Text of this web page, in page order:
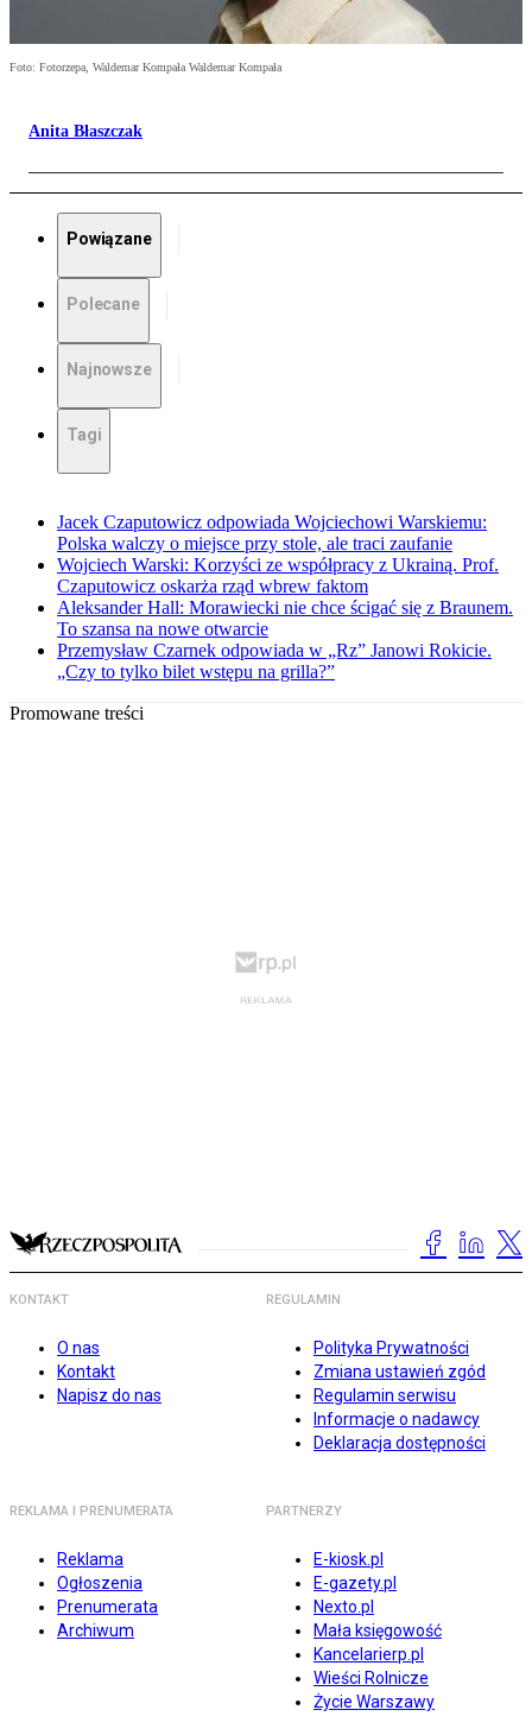
Foto: Fotorzepa, Waldemar Kompała Waldemar Kompała
Anita Błaszczak
Powiązane
Polecane
Najnowsze
Tagi
Jacek Czaputowicz odpowiada Wojciechowi Warskiemu:
Polska walczy o miejsce przy stole, ale traci zaufanie
Wojciech Warski: Korzyści ze współpracy z Ukrainą. Prof.
Czaputowicz oskarża rząd wbrew faktom
Aleksander Hall: Morawiecki nie chce ścigać się z Braunem.
To szansa na nowe otwarcie
Przemysław Czarnek odpowiada w „Rz” Janowi Rokicie.
„Czy to tylko bilet wstępu na grilla?”
Promowane treści
KONTAKT
O nas
Kontakt
Napisz do nas
REGULAMIN
Polityka Prywatności
Zmiana ustawień zgód
Regulamin serwisu
Informacje o nadawcy
Deklaracja dostępności
REKLAMA I PRENUMERATA
Reklama
Ogłoszenia
Prenumerata
Archiwum
PARTNERZY
E-kiosk.pl
E-gazety.pl
Nexto.pl
Mała księgowość
Kancelarierp.pl
Wieści Rolnicze
Życie Warszawy